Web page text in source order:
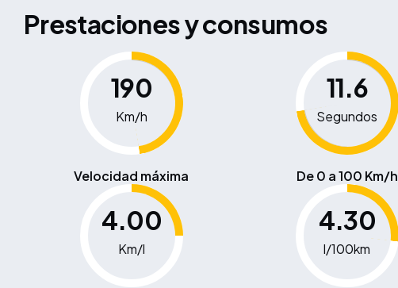
Prestaciones y consumos
190
Km/h
Velocidad máxima
11.6
Segundos
De 0 a 100 Km/h
4.00
Km/l
4.30
l/100km